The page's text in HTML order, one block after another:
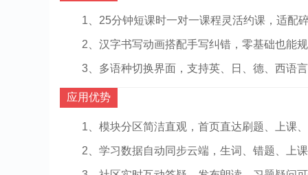
1、25分钟短课时一对一课程灵活约课，适配
2、汉字书写动画搭配手写纠错，零基础也能
3、多语种切换界面，支持英、日、德、西语
应用优势
1、模块分区简洁直观，首页直达刷题、上课
2、学习数据自动同步云端，生词、错题、上